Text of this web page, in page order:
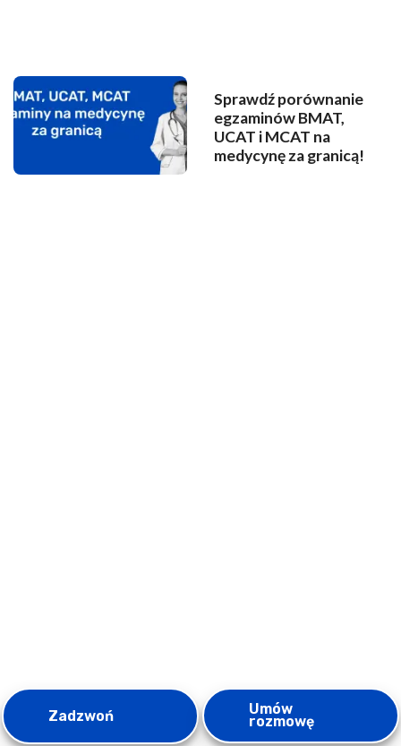
Zadzwoń Umów
rozmowę
Sprawdź porównanie
egzaminów BMAT,
UCAT i MCAT na
medycynę za granicą!